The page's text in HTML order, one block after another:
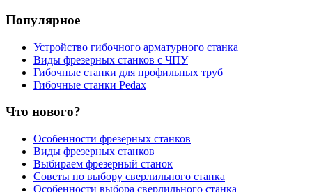
Популярное
Устройство гибочного арматурного станка
Виды фрезерных станков с ЧПУ
Гибочные станки для профильных труб
Гибочные станки Pedax
Что нового?
Особенности фрезерных станков
Виды фрезерных станков
Выбираем фрезерный станок
Советы по выбору сверлильного станка
Особенности выбора сверлильного станка